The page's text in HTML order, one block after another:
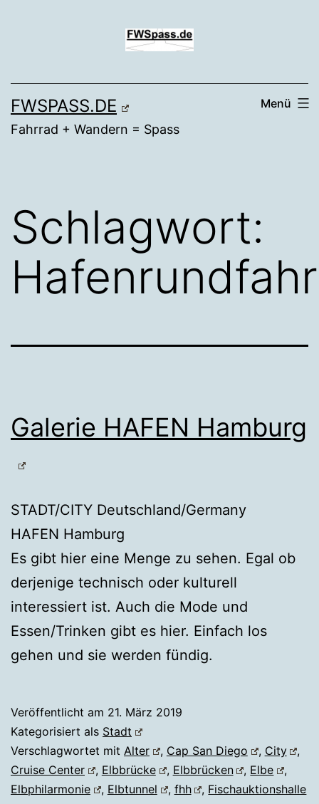
FWSPASS.DE
Fahrrad + Wandern = Spass
Menü
Schlagwort:
Galerie HAFEN Hamburg
STADT/CITY Deutschland/Germany
HAFEN Hamburg
Es gibt hier eine Menge zu sehen. Egal ob
derjenige technisch oder kulturell
interessiert ist. Auch die Mode und
Essen/Trinken gibt es hier. Einfach los
gehen und sie werden fündig.
Veröffentlicht am 21. März 2019
Kategorisiert als Stadt
Verschlagwortet mit Alter , Cap San Diego , City
,
Cruise Center
, Elbbrücke , Elbbrücken , Elbe
,
Elbphilarmonie
, Elbtunnel , fhh , Fischauktionshalle